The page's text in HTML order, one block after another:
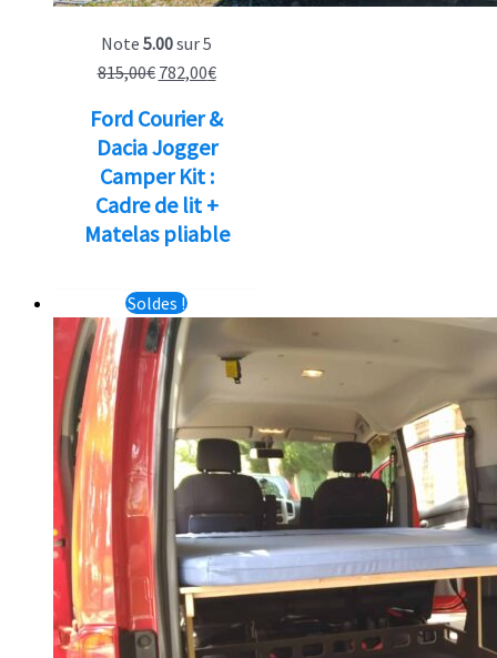
Note 5.00sur 5
815,00€ Le
initial
était :
815,00€.
782,00€Le
actuel
est :
Ford Courier &
Dacia Jogger
Camper Kit :
Cadre de lit +
Matelas pliable
Soldes !